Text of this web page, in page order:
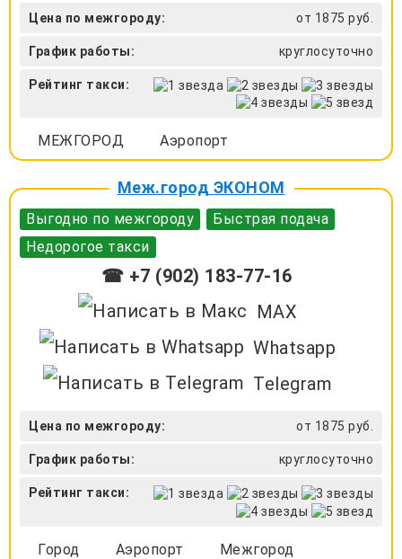
Цена по межгороду: от 1875 руб.
График работы: круглосуточно
Рейтинг такси:
МЕЖГОРОД Аэропорт
Меж.город ЭКОНОМ
Выгодно по межгороду
Быстрая подача
Недорогое такси
☎ +7 (902) 183-77-16
MAX
Whatsapp
Telegram
Цена по межгороду: от 1875 руб.
График работы: круглосуточно
Рейтинг такси:
Город Аэропорт Межгород